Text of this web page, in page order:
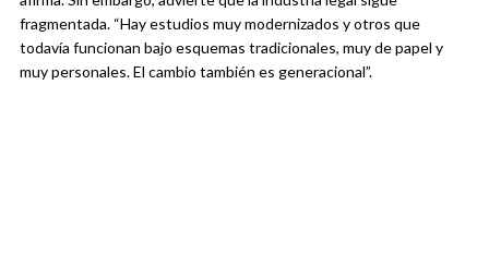
fragmentada. “Hay estudios muy modernizados y otros que
todavía funcionan bajo esquemas tradicionales, muy de papel y
muy personales. El cambio también es generacional”.